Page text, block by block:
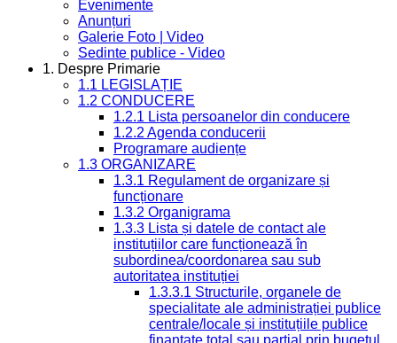
Evenimente
Anunțuri
Galerie Foto | Video
Sedinte publice - Video
1. Despre Primarie
1.1 LEGISLAȚIE
1.2 CONDUCERE
1.2.1 Lista persoanelor din conducere
1.2.2 Agenda conducerii
Programare audiențe
1.3 ORGANIZARE
1.3.1 Regulament de organizare și
funcționare
1.3.2 Organigrama
1.3.3 Lista și datele de contact ale
instituțiilor care funcționează în
subordinea/coordonarea sau sub
autoritatea instituției
1.3.3.1 Structurile, organele de
specialitate ale administrației publice
centrale/locale și instituțiile publice
finanțate total sau parțial prin bugetul